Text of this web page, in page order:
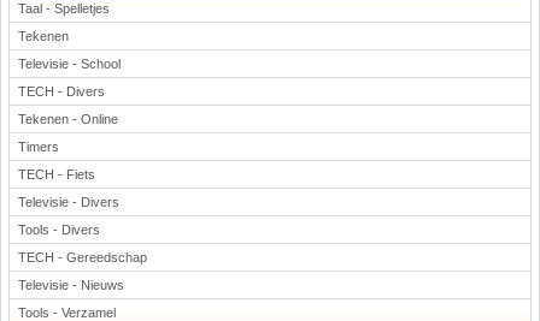
Taal - Spelletjes
Tekenen
Televisie - School
TECH - Divers
Tekenen - Online
Timers
TECH - Fiets
Televisie - Divers
Tools - Divers
TECH - Gereedschap
Televisie - Nieuws
Tools - Verzamel